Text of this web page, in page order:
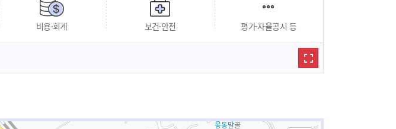
비용·회계 보건·안전 평가·자율공시 등